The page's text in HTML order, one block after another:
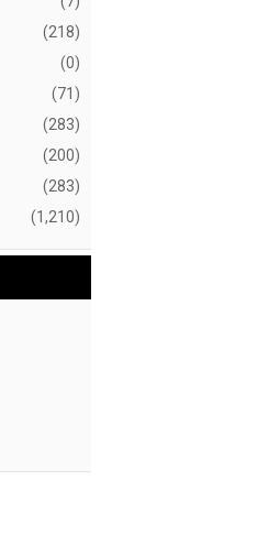
(218)
(0)
(71)
(283)
(200)
(283)
(1,210)